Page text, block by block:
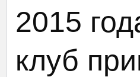
2015
клуб